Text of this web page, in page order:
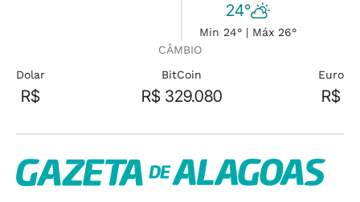
24°
Min 24° | Máx 26°
CÂMBIO
Dolar
R$
BitCoin
R$ 329.080
Euro
R$